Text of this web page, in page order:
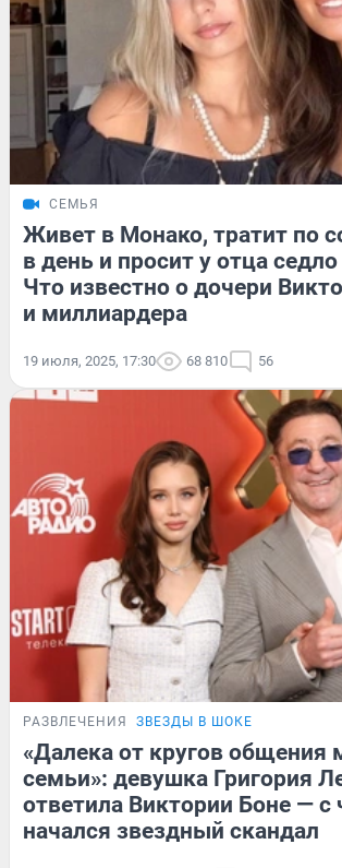
СЕМЬЯ
Живет в Монако, тратит по
в день и просит у отца
Что известно о дочери
и миллиардера
19 июля, 2025, 17:30 68 810 56
РАЗВЛЕЧЕНИЯ ЗВЕЗДЫ В ШОКЕ
«Далека от кругов общения
семьи»: девушка Григория
ответила Виктории Боне — с
начался звездный скандал